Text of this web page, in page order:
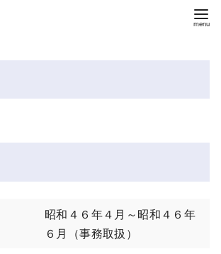
昭和４６年４月～昭和４６年
６月（事務取扱）